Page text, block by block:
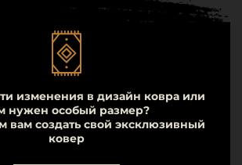
изменения в дизайн ковра или
нужен особый размер?
создать свой эксклюзивный
ковер